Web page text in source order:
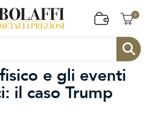
0
e gli eventi
il caso Trump